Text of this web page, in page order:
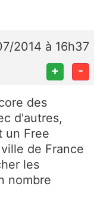
2014 à 16h37
+ -
des
d'autres,
un Free
de France
les
nombre